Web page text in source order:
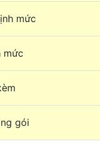
mức
mức
gói